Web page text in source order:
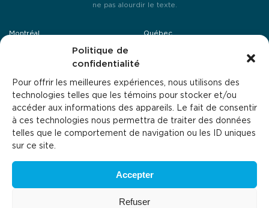
Politique de
confidentialité
Pour offrir les meilleures expériences, nous utilisons des
technologies telles que les témoins pour stocker et/ou
accéder aux informations des appareils. Le fait de consentir
à ces technologies nous permettra de traiter des données
telles que le comportement de navigation ou les ID uniques
sur ce site.
Accepter
Refuser
ne pas alourdir le texte.
Montréal
25, avenue Mozart Est, suite 201
Québec
418-864-0446
1994, rue Michelin
Laval H7L 5C2
Sherbrooke
1125, rue de Cherbourg